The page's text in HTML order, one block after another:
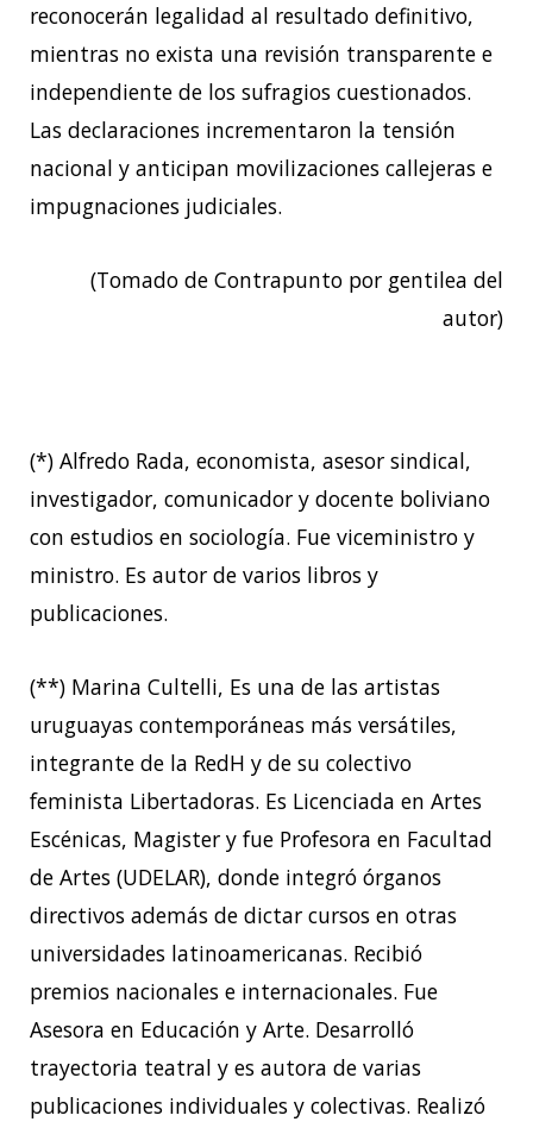
reconocerán legalidad al resultado definitivo,
mientras no exista una revisión transparente e
independiente de los sufragios cuestionados.
Las declaraciones incrementaron la tensión
nacional y anticipan movilizaciones callejeras e
impugnaciones judiciales.
(Tomado de Contrapunto por gentilea del
autor)
(*) Alfredo Rada, economista, asesor sindical,
investigador, comunicador y docente boliviano
con estudios en sociología. Fue viceministro y
ministro. Es autor de varios libros y
publicaciones.
(**) Marina Cultelli, Es una de las artistas
uruguayas contemporáneas más versátiles,
integrante de la RedH y de su colectivo
feminista Libertadoras. Es Licenciada en Artes
Escénicas, Magister y fue Profesora en Facultad
de Artes (UDELAR), donde integró órganos
directivos además de dictar cursos en otras
universidades latinoamericanas. Recibió
premios nacionales e internacionales. Fue
Asesora en Educación y Arte. Desarrolló
trayectoria teatral y es autora de varias
publicaciones individuales y colectivas. Realizó